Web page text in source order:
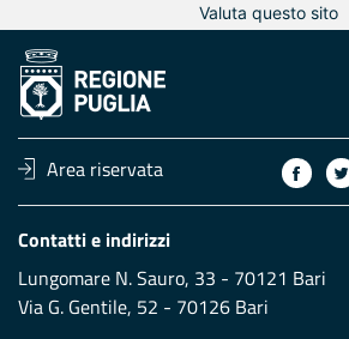
Valuta questo sito
Area riservata
Contatti e indirizzi
Lungomare N. Sauro, 33 - 70121 Bari
Via G. Gentile, 52 - 70126 Bari